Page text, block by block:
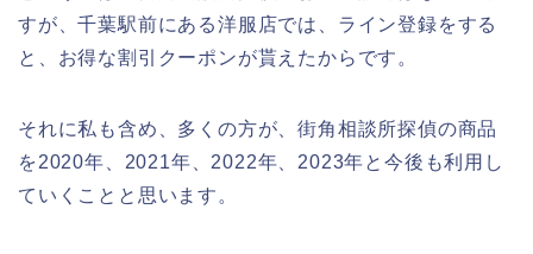
すが、千葉駅前にある洋服店では、ライン登録をする
と、お得な割引クーポンが貰えたからです。
それに私も含め、多くの方が、街角相談所探偵の商品
を2020年、2021年、2022年、2023年と今後も利用し
ていくことと思います。